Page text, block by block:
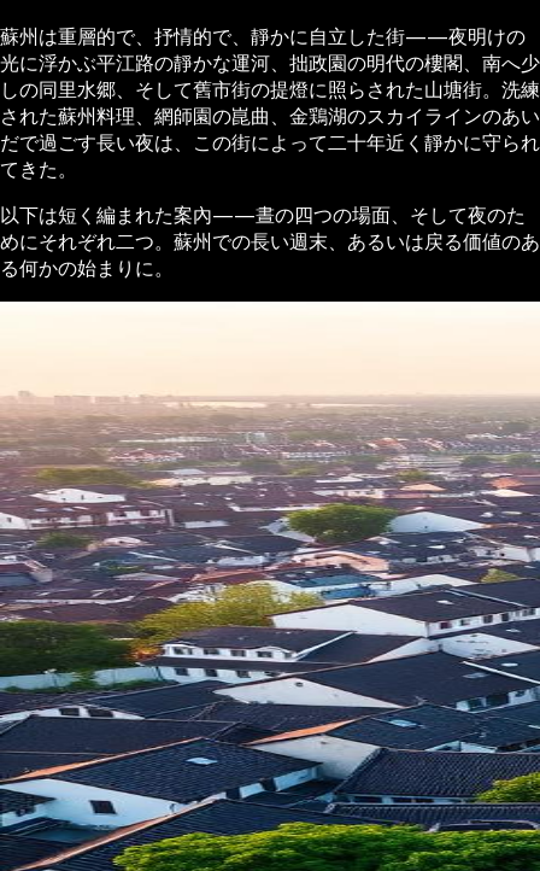
蘇州は重層的で、抒情的で、靜かに自立した街——夜明けの
光に浮かぶ平江路の靜かな運河、拙政園の明代の樓閣、南へ少
しの同里水郷、そして舊市街の提燈に照らされた山塘街。洗練
された蘇州料理、網師園の崑曲、金鶏湖のスカイラインのあい
だで過ごす長い夜は、この街によって二十年近く靜かに守られ
てきた。
以下は短く編まれた案內——晝の四つの場面、そして夜のた
めにそれぞれ二つ。蘇州での長い週末、あるいは戻る価値のあ
る何かの始まりに。